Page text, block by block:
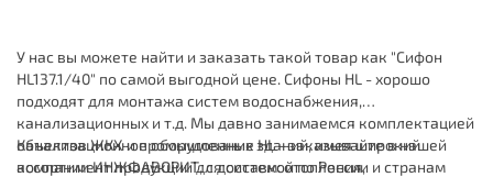
У нас вы можете найти и заказать такой товар как "Сифон
HL137.1/40" по самой выгодной цене. Сифоны HL - хорошо
подходят для монтажа систем водоснабжения,
канализационных и т.д. Мы давно занимаемся комплектацией
объектов ЖКХ и промышленных зданий, имея широкий
ассортимент продукции для систем: отопления,
Канализационное оборудование HL - заказывайте в нашей
компании ИНЖФАВОРИТ, с доставкой по России и странам